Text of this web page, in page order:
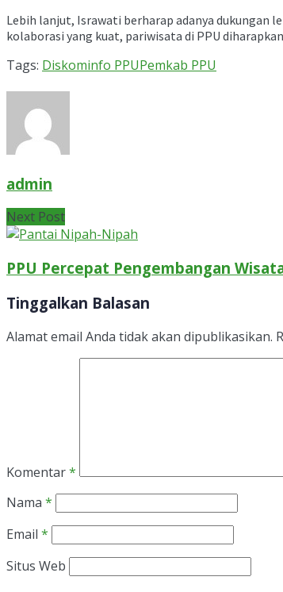
Lebih lanjut, Israwati berharap adanya dukungan
kolaborasi yang kuat, pariwisata di PPU
Tags: Diskominfo PPUPemkab PPU
admin
Next Post
PPU Percepat Pengembangan
Tinggalkan Balasan
Alamat email Anda tidak akan dipublikasikan.
Komentar*
Nama *
Email *
Situs Web